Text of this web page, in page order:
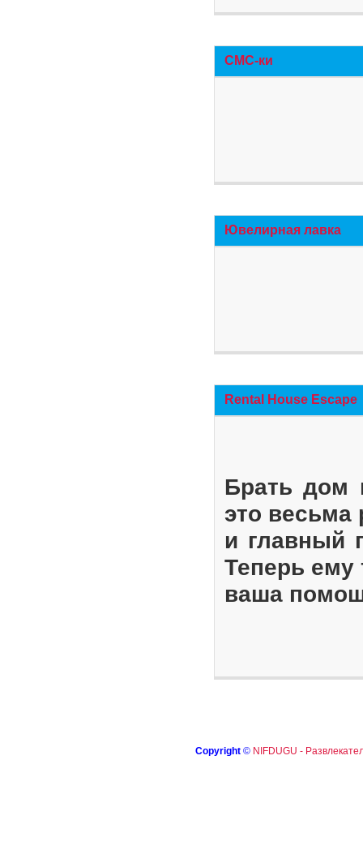
СМС-ки
Ювелирная лавка
Rental House Escape
Брать дом
это весьма
и главный
Теперь ему
ваша
Copyright © NIFDUGU -